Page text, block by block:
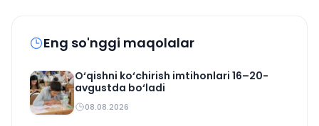
Eng so'nggi maqolalar
O‘qishni ko‘chirish imtihonlari 16–20-
avgustda bo‘ladi
08.08.2026